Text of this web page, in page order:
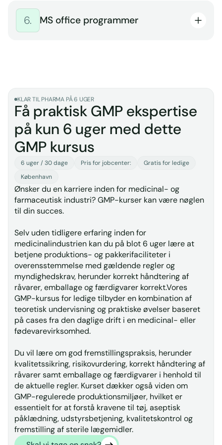
Projektrammen / – trekanten
Projektfaser – livscyklus og projekttyper
Interessent- og risikoanalyse
Samtaleværktøjer, bl.a. Joharivinduet
6. MS office programmer
Samspillet mellem Excel og andre Microsoft-
programmer og -tjenester.
Outlook & samspillet med andre Microsoft
programmer
PowerPoint – grundlæggende
KLAR TIL PHARMA PÅ 6 UGER
Få praktisk GMP ekspertise
på kun 6 uger med dette
GMP kursus
6 uger / 30 dage Pris for jobcenter:
Gratis for ledige
København
Ønsker du en karriere inden for medicinal- og
farmaceutisk industri? GMP-kurser kan være nøglen
til din succes.
Selv uden tidligere erfaring inden for
medicinalindustrien kan du på blot 6 uger lære at
betjene produktions- og pakkerifaciliteter i
overensstemmelse med gældende regler og
myndighedskrav, herunder korrekt håndtering af
råvarer, emballage og færdigvarer korrekt.Vores
GMP-kursus for ledige tilbyder en kombination af
teoretisk undervisning og praktiske øvelser baseret
på cases fra den daglige drift i en medicinal- eller
fødevarevirksomhed.
Du vil lære om god fremstillingspraksis, herunder
kvalitetssikring, risikovurdering, korrekt håndtering af
råvarer samt emballage og færdigvarer i henhold til
de aktuelle regler. Kurset dækker også viden om
GMP-regulerede produktionsmiljøer, hvilket er
essentielt for at forstå kravene til tøj, aseptisk
påklædning, udstyrsbetjening, kvalitetskontrol og
fremstilling af sterile lægemidler.